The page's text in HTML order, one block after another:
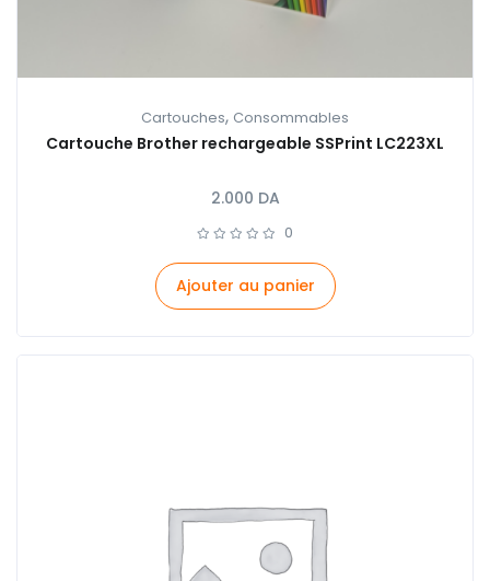
Cartouches, Consommables
Cartouche Brother rechargeable SSPrint LC223XL
2.000 DA
0
Ajouter au panier